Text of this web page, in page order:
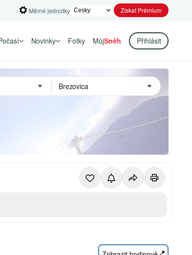
Měrné jednotky Získat Prémium
Novinky Fotky MůjSněh Přihlásit